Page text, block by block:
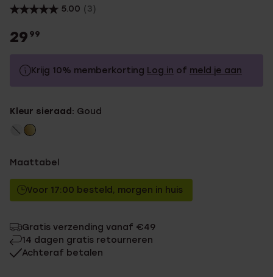
5.00 (3)
29 99
Krijg 10% memberkorting Log in of meld je aan
Zonder memberkorting
Kleur sieraad: Goud
Maattabel
Voor 17:00 besteld, morgen in huis
Gratis verzending vanaf €49
14 dagen gratis retourneren
Achteraf betalen